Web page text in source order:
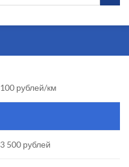
100 рублей/км
3 500 рублей